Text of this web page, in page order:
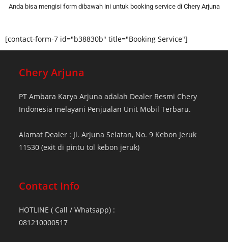
Anda bisa mengisi form dibawah ini untuk booking service di Chery Arjuna
[contact-form-7 id="b38830b" title="Booking Service"]
Chery Arjuna
PT Ambara Karya Arjuna adalah Dealer Resmi Chery
Indonesia melayani Penjualan Unit Mobil Terbaru.
Alamat Dealer : Jl. Arjuna Selatan, No. 9 Kebon Jeruk
11530 (exit di pintu tol kebon jeruk)
Contact Info
HOTLINE ( Call / Whatsapp) :
081210000517